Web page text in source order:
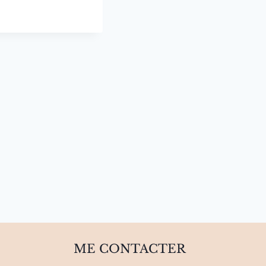
ME CONTACTER